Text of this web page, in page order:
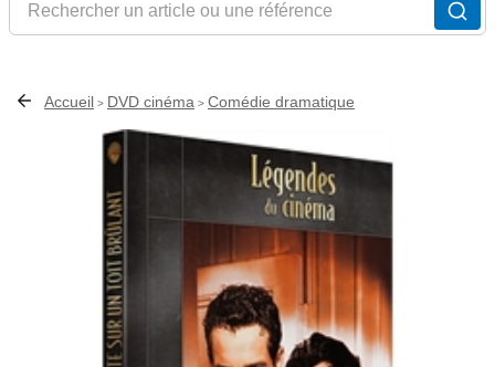
Rechercher un article ou une référence
Accueil > DVD cinéma > Comédie dramatique